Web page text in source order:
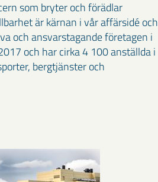
som bryter och förädlar
är kärnan i vår affärsidé och
och ansvarstagande företagen i
och har cirka 4 100 anställda i
bergtjänster och